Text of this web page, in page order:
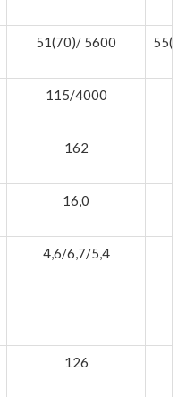
51(70)/ 5600
115/4000
162
16,0
4,6/6,7/5,4
126